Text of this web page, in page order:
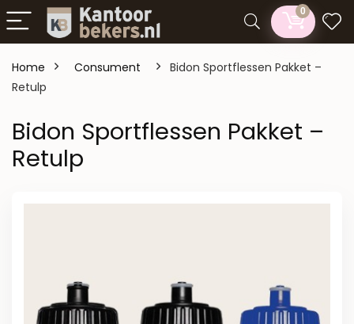
0
Home Consument
Bidon Sportflessen Pakket –
Retulp
Bidon Sportflessen Pakket –
Retulp